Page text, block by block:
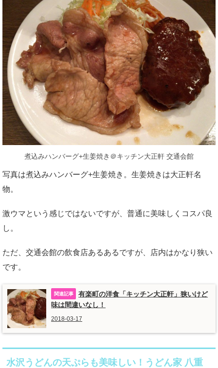
煮込みハンバーグ+生姜焼き＠キッチン大正軒 交通会館
写真は煮込みハンバーグ+生姜焼き。生姜焼きは大正軒名
物。
激ウマという感じではないですが、普通に美味しくコスパ良
し。
ただ、交通会館の飲食店あるあるですが、店内はかなり狭い
です。
有楽町の洋食「キッチン大正軒」狭いけど
味は間違いなし！
2018-03-17
水沢うどんの天ぷらも美味しい！うどん家 八重